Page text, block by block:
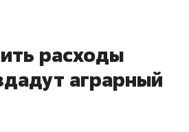
расходы
аграрный